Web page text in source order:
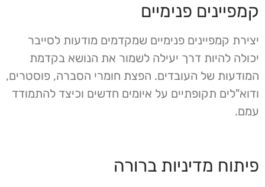
קמפיינים פנימיים
יצירת קמפיינים פנימיים שמקדמים מודעות לסייבר
יכולה להיות דרך יעילה לשמור את הנושא בקדמת
המודעות של העובדים. הפצת חומרי הסברה, פוסטרים,
ודוא"לים תקופתיים על איומים חדשים וכיצד להתמודד
עמם.
פיתוח מדיניות ברורה